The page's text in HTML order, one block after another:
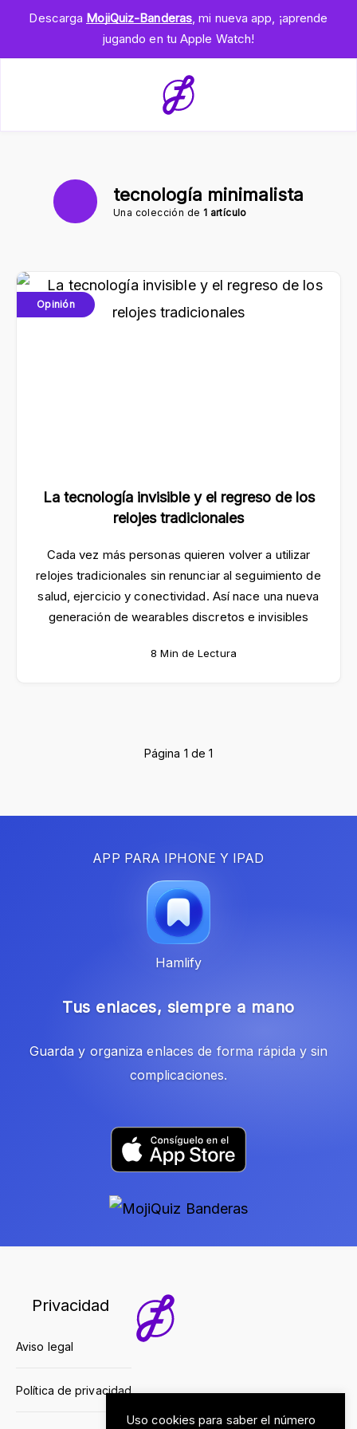
Descarga MojiQuiz-Banderas, mi nueva app, ¡aprende
jugando en tu Apple Watch!
tecnología minimalista
Una colección de 1 artículo
Opinión
La tecnología invisible y el regreso de los
relojes tradicionales
Cada vez más personas quieren volver a utilizar
relojes tradicionales sin renunciar al seguimiento de
salud, ejercicio y conectividad. Así nace una nueva
generación de wearables discretos e invisibles
8 Min de Lectura
Página 1 de 1
APP PARA IPHONE Y IPAD
Hamlify
Tus enlaces, siempre a mano
Guarda y organiza enlaces de forma rápida y sin
complicaciones.
Privacidad
Aviso legal
Política de privacidad
Uso cookies para saber el número